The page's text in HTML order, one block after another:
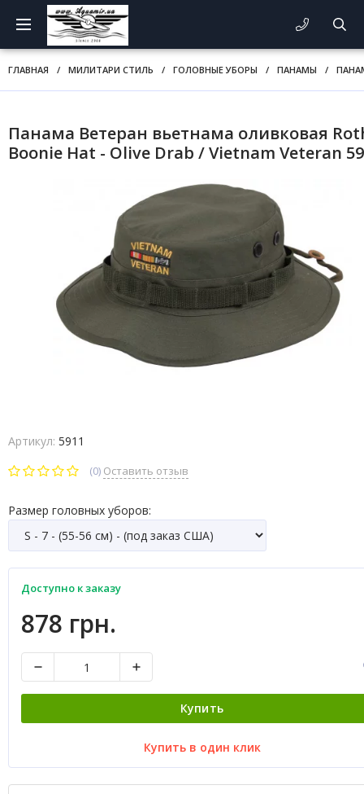
ГЛАВНАЯ / МИЛИТАРИ СТИЛЬ / ГОЛОВНЫЕ УБОРЫ / ПАНАМЫ /
Панама Ветеран вьетнама оливковая
Boonie Hat - Olive Drab / Vietnam Veteran
Артикул: 5911
(0) Оставить отзыв
Размер головных уборов:
Доступно к заказу
878 грн.
Купить
Купить в один клик